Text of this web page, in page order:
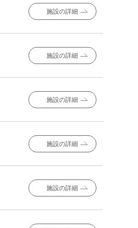
施設の詳細
施設の詳細
施設の詳細
施設の詳細
施設の詳細